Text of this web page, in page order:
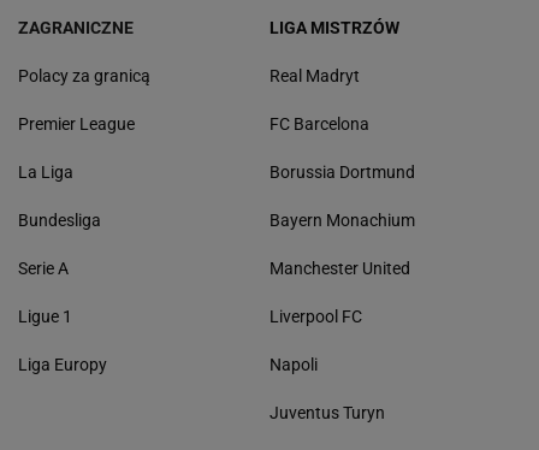
ZAGRANICZNE
Polacy za granicą
Premier League
La Liga
Bundesliga
Serie A
Ligue 1
Liga Europy
LIGA MISTRZÓW
Real Madryt
FC Barcelona
Borussia Dortmund
Bayern Monachium
Manchester United
Liverpool FC
Napoli
Juventus Turyn